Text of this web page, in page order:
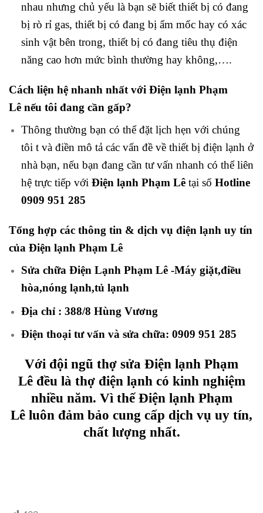
nhau nhưng chủ yếu là bạn sẽ biết thiết bị có đang
bị rò rỉ gas, thiết bị có đang bị ẩm mốc hay có xác
sinh vật bên trong, thiết bị có đang tiêu thụ điện
năng cao hơn mức bình thường hay không,….
Cách liện hệ nhanh nhất với Điện lạnh Phạm
Lê nếu tôi đang cần gấp?
Thông thường bạn có thể đặt lịch hẹn với chúng
tôi t và điền mô tả các vấn đề về thiết bị điện lạnh ở
nhà bạn, nếu bạn đang cần tư vấn nhanh có thể liên
hệ trực tiếp với Điện lạnh Phạm Lê tại số Hotline
0909 951 285
Tổng hợp các thông tin & dịch vụ điện lạnh uy tín
của Điện lạnh Phạm Lê
Sửa chữa Điện Lạnh Phạm Lê -Máy giặt,điều
hòa,nóng lạnh,tủ lạnh
Địa chỉ : 388/8 Hùng Vương
Điện thoại tư vấn và sửa chữa: 0909 951 285
Với đội ngũ thợ sửa Điện lạnh Phạm
Lê đều là thợ điện lạnh có kinh nghiệm
nhiều năm. Vì thếĐiện lạnh Phạm
Lê luôn đảm bảo cung cấp dịch vụ uy tín,
chất lượng nhất.